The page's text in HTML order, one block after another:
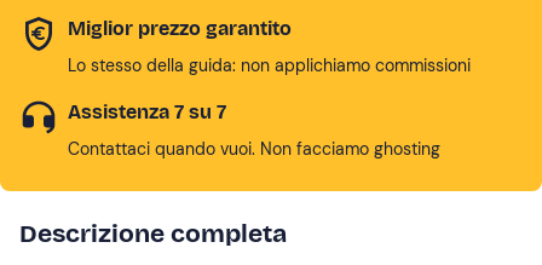
Miglior prezzo garantito
Lo stesso della guida: non applichiamo commissioni
Assistenza 7 su 7
Contattaci quando vuoi. Non facciamo ghosting
Descrizione completa